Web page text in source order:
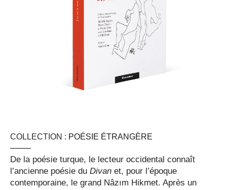
COLLECTION : POÉSIE ÉTRANGÈRE
De la poésie turque, le lecteur occidental connaît
l’ancienne poésie du Divan et, pour l’époque
contemporaine, le grand Nâzım Hikmet. Après un